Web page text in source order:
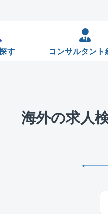
す コンサルタント
海外の求人